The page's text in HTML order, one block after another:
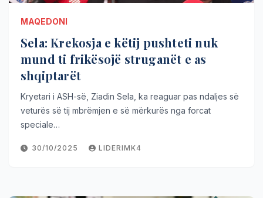
MAQEDONI
Sela: Krekosja e këtij pushteti nuk
mund ti frikësojë struganët e as
shqiptarët
Kryetari i ASH-së, Ziadin Sela, ka reaguar pas ndaljes së
veturës së tij mbrëmjen e së mërkurës nga forcat
speciale…
30/10/2025 LIDERIMK4